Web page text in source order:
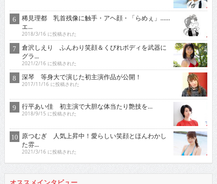
稀見理都 乳首残像に触手・アヘ顔・「らめぇ」……
エ...
2018/3/16 に投稿された
倉沢しえり ふんわり笑顔＆くびれボディを武器に
グラ...
2021/2/16 に投稿された
深琴 等身大で演じた初主演作品が公開！
2017/11/16 に投稿された
行平あい佳 初主演で大胆な体当たり艶技を…
2018/9/15 に投稿された
原つむぎ 人気上昇中！愛らしい笑顔とほんわかし
た雰...
2021/3/16 に投稿された
オススメインタビュー